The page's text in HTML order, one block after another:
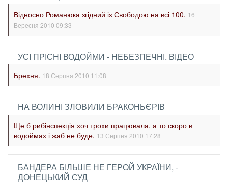
Відносно Романюка згідний із Свободою на всі 100. 16
Вересня 2010 09:33
УСІ ПРІСНІ ВОДОЙМИ - НЕБЕЗПЕЧНІ. ВІДЕО
Брехня. 18 Серпня 2010 11:08
НА ВОЛИНІ ЗЛОВИЛИ БРАКОНЬЄРІВ
Ще б рибінспекція хоч трохи працювала, а то скоро в
водоймах і жаб не буде. 13 Серпня 2010 17:28
БАНДЕРА БІЛЬШЕ НЕ ГЕРОЙ УКРАЇНИ, -
ДОНЕЦЬКИЙ СУД